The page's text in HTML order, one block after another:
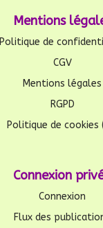
Mentions
Politique de
CGV
Mentions légales
RGPD
Politique de cookies
Connexion
Connexion
Flux des